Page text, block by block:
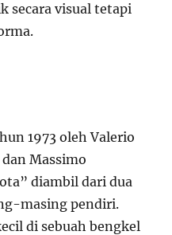
secara visual tetapi
1973 oleh Valerio
Massimo
diambil dari dua
masing pendiri.
di sebuah bengkel